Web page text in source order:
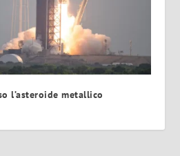
l’asteroide metallico